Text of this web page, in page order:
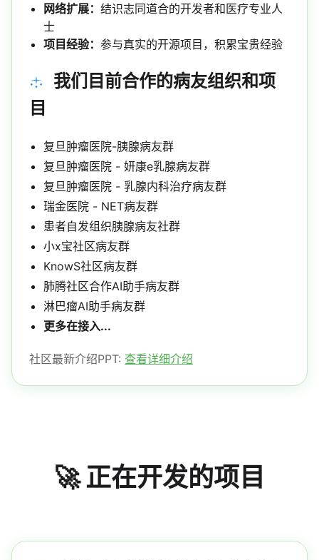
网络扩展： 结识志同道合的开发者和医疗专业人
士
项目经验： 参与真实的开源项目，积累宝贵经验
我们目前合作的病友组织和项
目
复旦肿瘤医院-胰腺病友群
复旦肿瘤医院 - 妍康e乳腺病友群
复旦肿瘤医院 - 乳腺内科治疗病友群
瑞金医院 - NET病友群
患者自发组织胰腺病友社群
小x宝社区病友群
KnowS社区病友群
肺腾社区合作AI助手病友群
淋巴瘤AI助手病友群
更多在接入...
社区最新介绍PPT: 查看详细介绍
🚀 正在开发的项目